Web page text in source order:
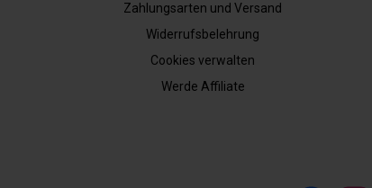
Zahlungsarten und Versand
Widerrufsbelehrung
Cookies verwalten
Werde Affiliate